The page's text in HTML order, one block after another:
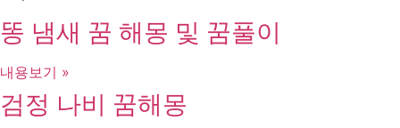
똥 냄새 꿈 해몽 및 꿈풀이
내용보기 »
검정 나비 꿈해몽